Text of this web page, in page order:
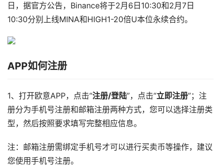
日，据官方公告，Binance将于2月6日10:30和2月7日
10:30分别上线MINA和HIGH1-20倍U本位永续合约。
APP如何注册
1、打开欧意APP，点击“注册/登陆”，点击“立即注册”；注
册分为手机号注册和邮箱注册两种方式，您可以选择注册类
型，然后按照要求填写完整相应信息。
注：邮箱注册需绑定手机号才可以进行买卖币等操作，建议
您使用手机号注册。